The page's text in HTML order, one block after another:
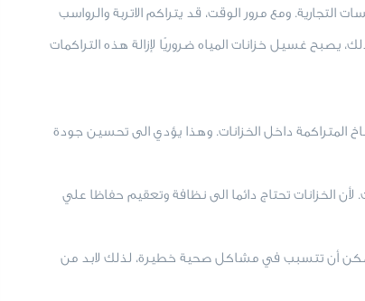
التجارية. ومع مرور الوقت، قد يتراكم الاتربة والرواسب
يصبح غسيل خزانات المياه ضروريًا لإزالة هذه التراكمات
المتراكمة داخل الخزانات. وهذا يؤدي الى تحسين جودة
لأن الخزانات تحتاج دائما الى نظافة وتعقيم حفاظا علي
ويمكن أن تتسبب في مشاكل صحية خطيرة، لذلك لابد من